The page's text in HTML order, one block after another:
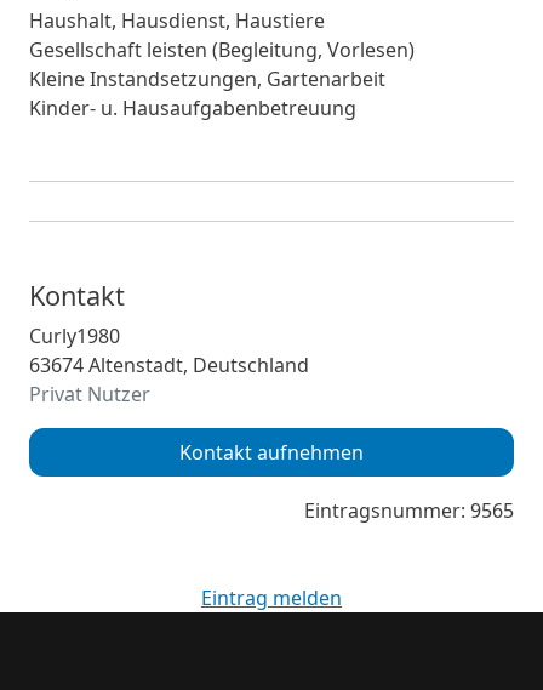
Haushalt, Hausdienst, Haustiere
Gesellschaft leisten (Begleitung, Vorlesen)
Kleine Instandsetzungen, Gartenarbeit
Kinder- u. Hausaufgabenbetreuung
Kontakt
Curly1980
63674 Altenstadt, Deutschland
Privat Nutzer
Kontakt aufnehmen
Eintragsnummer: 9565
Eintrag melden